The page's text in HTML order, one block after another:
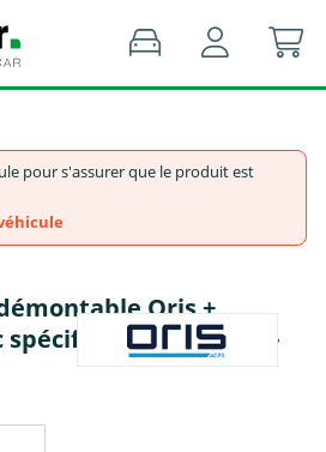
pour s'assurer que le produit est
Oris +
spécifique 13 broches -